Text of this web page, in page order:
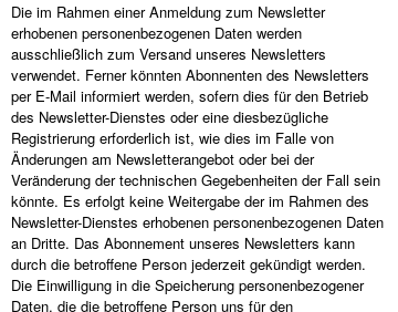
Die im Rahmen einer Anmeldung zum Newsletter
erhobenen personenbezogenen Daten werden
ausschließlich zum Versand unseres Newsletters
verwendet. Ferner könnten Abonnenten des Newsletters
per E-Mail informiert werden, sofern dies für den Betrieb
des Newsletter-Dienstes oder eine diesbezügliche
Registrierung erforderlich ist, wie dies im Falle von
Änderungen am Newsletterangebot oder bei der
Veränderung der technischen Gegebenheiten der Fall sein
könnte. Es erfolgt keine Weitergabe der im Rahmen des
Newsletter-Dienstes erhobenen personenbezogenen Daten
an Dritte. Das Abonnement unseres Newsletters kann
durch die betroffene Person jederzeit gekündigt werden.
Die Einwilligung in die Speicherung personenbezogener
Daten, die die betroffene Person uns für den